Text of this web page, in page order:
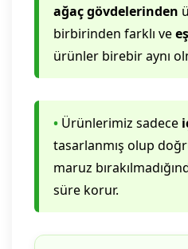
ağaç gövdelerinden
birbirinden farklı ve
ürünler birebir aynı
• Ürünlerimiz sadece
tasarlanmış olup
maruz
süre korur.